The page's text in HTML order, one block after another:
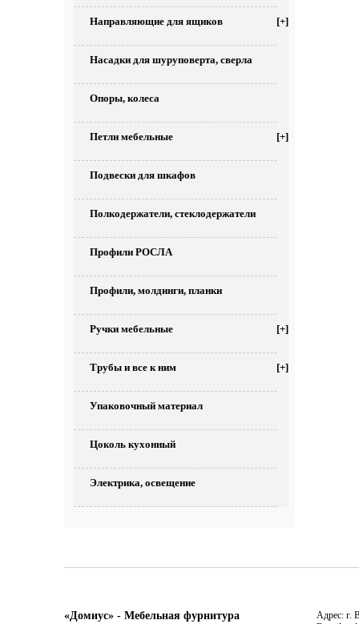
Направляющие для ящиков [+]
Насадки для шуруповерта, сверла
Опоры, колеса
Петли мебельные [+]
Подвески для шкафов
Полкодержатели, стеклодержатели
Профили РОСЛА
Профили, молдинги, планки
Ручки мебельные [+]
Трубы и все к ним [+]
Упаковочный материал
Цоколь кухонный
Электрика, освещение
«Домиус» - Мебельная фурнитура
Адрес: г.